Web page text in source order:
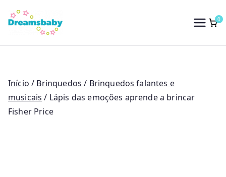
para
conteúdo
Dreams Baby
0
Início / Brinquedos / Brinquedos falantes e
musicais / Lápis das emoções aprende a brincar
Fisher Price